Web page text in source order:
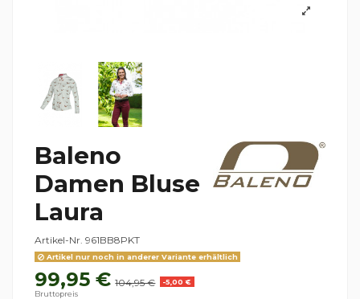
Baleno
Damen Bluse
Laura
Artikel-Nr. 961BB8PKT
Artikel nur noch in anderer Variante erhältlich
99,95 € 104,95 €
-5,00 €
Bruttopreis